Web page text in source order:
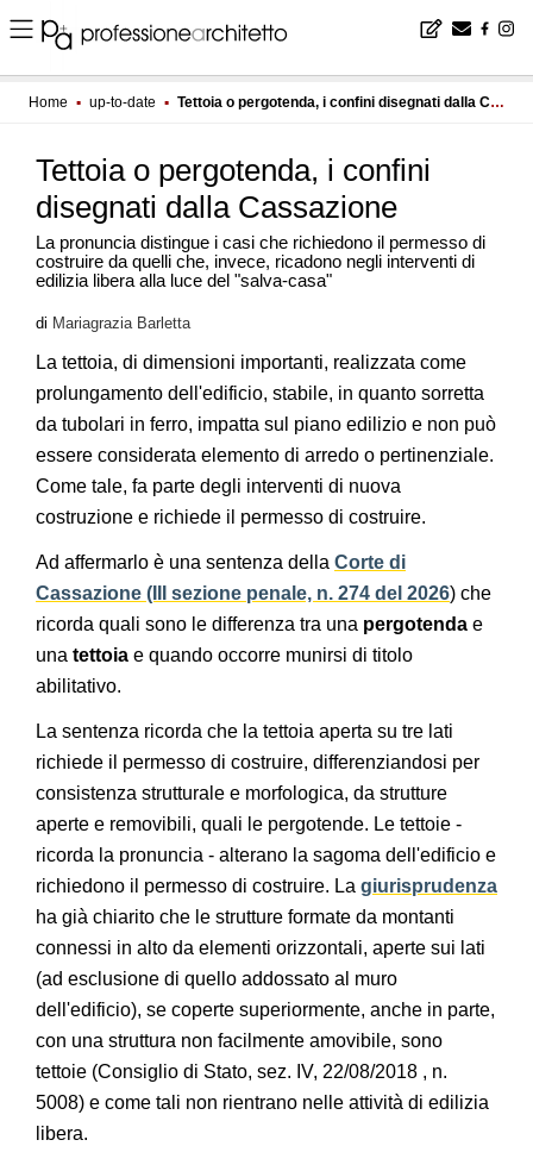
Home ▪ up-to-date ▪ Tettoia o pergotenda, i confini disegnati dalla Cassazione
Tettoia o pergotenda, i confini
disegnati dalla Cassazione
La pronuncia distingue i casi che richiedono il permesso di
costruire da quelli che, invece, ricadono negli interventi di
edilizia libera alla luce del "salva-casa"
di Mariagrazia Barletta
La tettoia, di dimensioni importanti, realizzata come
prolungamento dell'edificio, stabile, in quanto sorretta
da tubolari in ferro, impatta sul piano edilizio e non può
essere considerata elemento di arredo o pertinenziale.
Come tale, fa parte degli interventi di nuova
costruzione e richiede il permesso di costruire.
Ad affermarlo è una sentenza della Corte di
Cassazione (III sezione penale, n. 274 del 2026) che
ricorda quali sono le differenza tra una pergotenda e
una tettoia e quando occorre munirsi di titolo
abilitativo.
La sentenza ricorda che la tettoia aperta su tre lati
richiede il permesso di costruire, differenziandosi per
consistenza strutturale e morfologica, da strutture
aperte e removibili, quali le pergotende. Le tettoie -
ricorda la pronuncia - alterano la sagoma dell'edificio e
richiedono il permesso di costruire. La giurisprudenza
ha già chiarito che le strutture formate da montanti
connessi in alto da elementi orizzontali, aperte sui lati
(ad esclusione di quello addossato al muro
dell'edificio), se coperte superiormente, anche in parte,
con una struttura non facilmente amovibile, sono
tettoie (Consiglio di Stato, sez. IV, 22/08/2018 , n.
5008) e come tali non rientrano nelle attività di edilizia
libera.